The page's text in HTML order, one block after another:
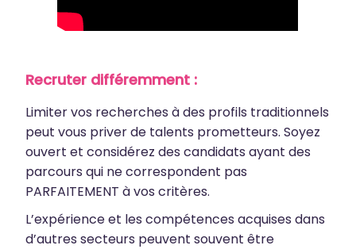
Recruter différemment :
Limiter vos recherches à des profils traditionnels
peut vous priver de talents prometteurs. Soyez
ouvert et considérez des candidats ayant des
parcours qui ne correspondent pas
PARFAITEMENT à vos critères.
L’expérience et les compétences acquises dans
d’autres secteurs peuvent souvent être